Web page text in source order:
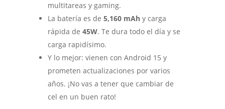
multitareas y gaming.
La batería es de 5,160 mAhy carga
rápida de 45W. Te dura todo el día y se
carga rapidísimo.
Y lo mejor: vienen con Android 15 y
prometen actualizaciones por varios
años. ¡No vas a tener que cambiar de
cel en un buen rato!